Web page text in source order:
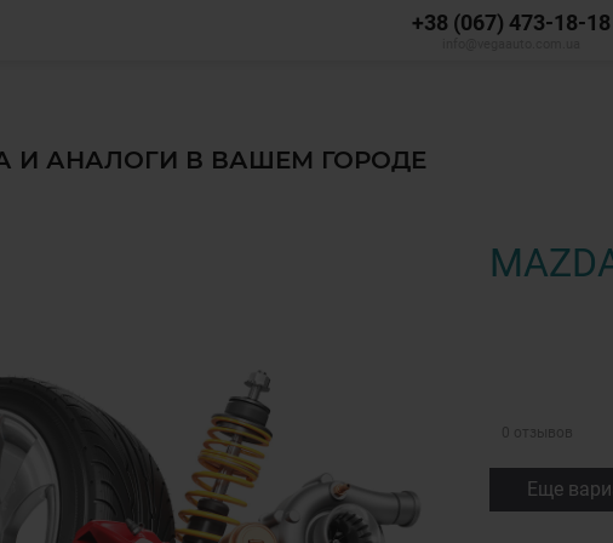
+38 (067) 473-18-18
И АНАЛОГИ В ВАШЕМ ГОРОДЕ
0 отзывов
Еще